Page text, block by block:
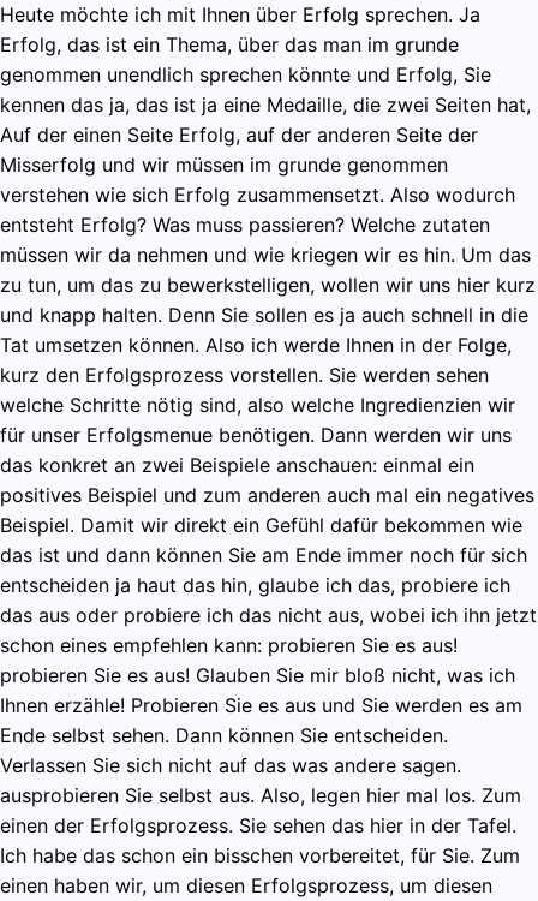
Heute möchte ich mit Ihnen über Erfolg sprechen. Ja
Erfolg, das ist ein Thema, über das man im grunde
genommen unendlich sprechen könnte und Erfolg, Sie
kennen das ja, das ist ja eine Medaille, die zwei Seiten hat,
Auf der einen Seite Erfolg, auf der anderen Seite der
Misserfolg und wir müssen im grunde genommen
verstehen wie sich Erfolg zusammensetzt. Also wodurch
entsteht Erfolg? Was muss passieren? Welche zutaten
müssen wir da nehmen und wie kriegen wir es hin. Um das
zu tun, um das zu bewerkstelligen, wollen wir uns hier kurz
und knapp halten. Denn Sie sollen es ja auch schnell in die
Tat umsetzen können. Also ich werde Ihnen in der Folge,
kurz den Erfolgsprozess vorstellen. Sie werden sehen
welche Schritte nötig sind, also welche Ingredienzien wir
für unser Erfolgsmenue benötigen. Dann werden wir uns
das konkret an zwei Beispiele anschauen: einmal ein
positives Beispiel und zum anderen auch mal ein negatives
Beispiel. Damit wir direkt ein Gefühl dafür bekommen wie
das ist und dann können Sie am Ende immer noch für sich
entscheiden ja haut das hin, glaube ich das, probiere ich
das aus oder probiere ich das nicht aus, wobei ich ihn jetzt
schon eines empfehlen kann: probieren Sie es aus!
probieren Sie es aus! Glauben Sie mir bloß nicht, was ich
Ihnen erzähle! Probieren Sie es aus und Sie werden es am
Ende selbst sehen. Dann können Sie entscheiden.
Verlassen Sie sich nicht auf das was andere sagen.
ausprobieren Sie selbst aus. Also, legen hier mal los. Zum
einen der Erfolgsprozess. Sie sehen das hier in der Tafel.
Ich habe das schon ein bisschen vorbereitet, für Sie. Zum
einen haben wir, um diesen Erfolgsprozess, um diesen